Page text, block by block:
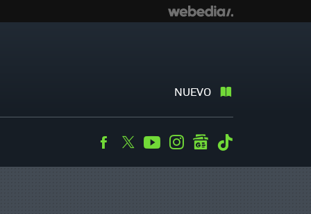
NUEVO
Facebook
TwitterYoutubeInstagramgooglenews